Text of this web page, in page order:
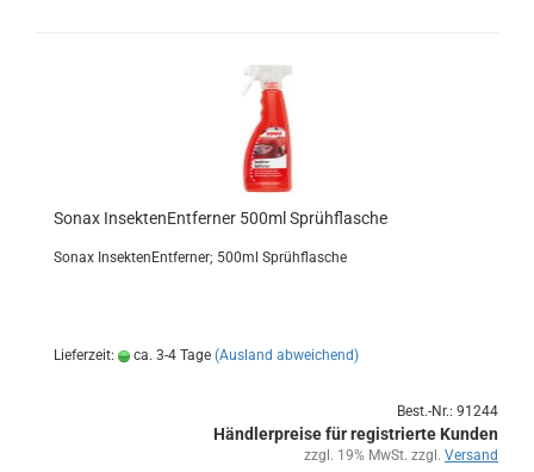
Sonax In­sek­ten­Ent­fer­ner 500ml Sprüh­fla­sche
Sonax In­sek­ten­Ent­fer­ner; 500ml Sprüh­fla­sche
Lieferzeit: ca. 3-4 Tage (Ausland abweichend)
Best.-Nr.: 91244
Händlerpreise für registrierte Kunden
zzgl. 19% MwSt. zzgl. Versand